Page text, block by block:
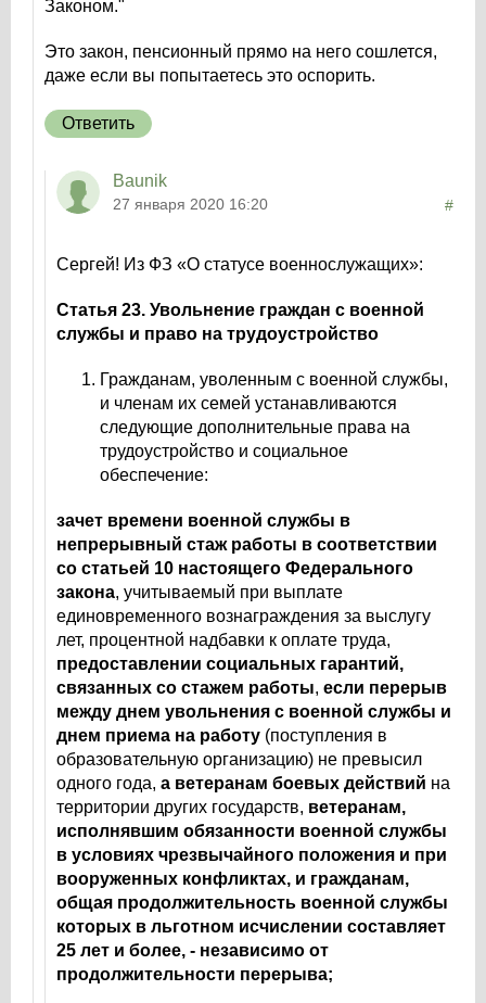
Законом."
Это закон, пенсионный прямо на него сошлется,
даже если вы попытаетесь это оспорить.
Ответить
Baunik
27 января 2020 16:20 #
Сергей! Из ФЗ «О статусе военнослужащих»:
Статья 23. Увольнение граждан с военной
службы и право на трудоустройство
Гражданам, уволенным с военной службы,
и членам их семей устанавливаются
следующие дополнительные права на
трудоустройство и социальное
обеспечение:
зачет времени военной службы в
непрерывный стаж работы в соответствии
со статьей 10 настоящего Федерального
закона, учитываемый при выплате
единовременного вознаграждения за выслугу
лет, процентной надбавки к оплате труда,
предоставлении социальных гарантий,
связанных со стажем работы, если перерыв
между днем увольнения с военной службы и
днем приема на работу (поступления в
образовательную организацию) не превысил
одного года, а ветеранам боевых действий на
территории других государств, ветеранам,
исполнявшим обязанности военной службы
в условиях чрезвычайного положения и при
вооруженных конфликтах, и гражданам,
общая продолжительность военной службы
которых в льготном исчислении составляет
25 лет и более, - независимо от
продолжительности перерыва;